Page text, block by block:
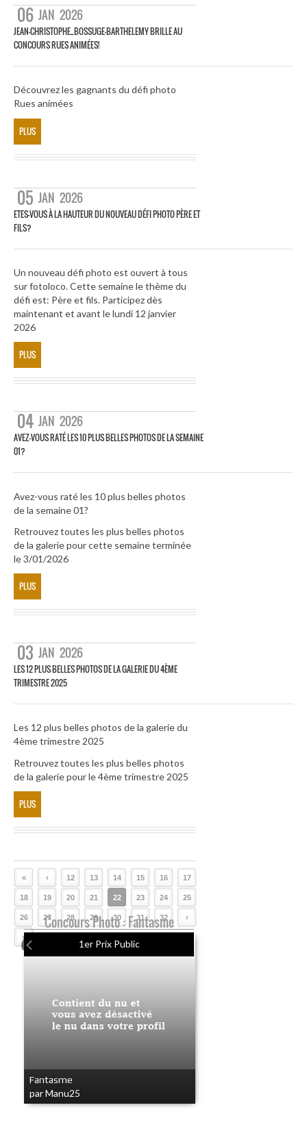
06 JAN 2026
JEAN-CHRISTOPHE_BOSSUGE-BARTHELEMY BRILLE AU
CONCOURS RUES ANIMÉES!
Découvrez les gagnants du défi photo
Rues animées
PLUS
05 JAN 2026
ETES-VOUS À LA HAUTEUR DU NOUVEAU DÉFI PHOTO PÈRE ET
FILS?
Un nouveau défi photo est ouvert à tous
sur fotoloco. Cette semaine le thème du
défi est: Père et fils. Participez dès
maintenant et avant le lundi 12 janvier
2026
PLUS
04 JAN 2026
AVEZ-VOUS RATÉ LES 10 PLUS BELLES PHOTOS DE LA SEMAINE
01?
Avez-vous raté les 10 plus belles photos
de la semaine 01?
Retrouvez toutes les plus belles photos
de la galerie pour cette semaine terminée
le 3/01/2026
PLUS
03 JAN 2026
LES 12 PLUS BELLES PHOTOS DE LA GALERIE DU 4ÈME
TRIMESTRE 2025
Les 12 plus belles photos de la galerie du
4ème trimestre 2025
Retrouvez toutes les plus belles photos
de la galerie pour le 4ème trimestre 2025
PLUS
« ‹ 12 13 14 15 16 17
18 19 20 21 22 23 24 25
26 27 28 29 30 31 32 ›
»
Concours Photo : Fantasme
1er Prix Public
Fantasme
par Manu25